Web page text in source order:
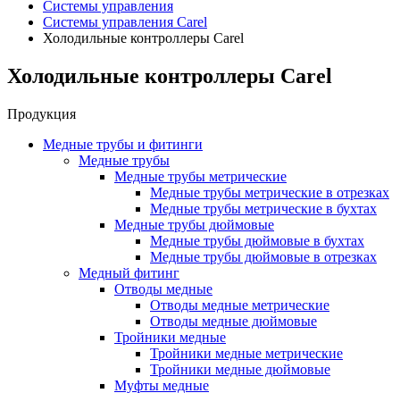
Системы управления
Системы управления Carel
Холодильные контроллеры Carel
Холодильные контроллеры Carel
Продукция
Медные трубы и фитинги
Медные трубы
Медные трубы метрические
Медные трубы метрические в отрезках
Медные трубы метрические в бухтах
Медные трубы дюймовые
Медные трубы дюймовые в бухтах
Медные трубы дюймовые в отрезках
Медный фитинг
Отводы медные
Отводы медные метрические
Отводы медные дюймовые
Тройники медные
Тройники медные метрические
Тройники медные дюймовые
Муфты медные